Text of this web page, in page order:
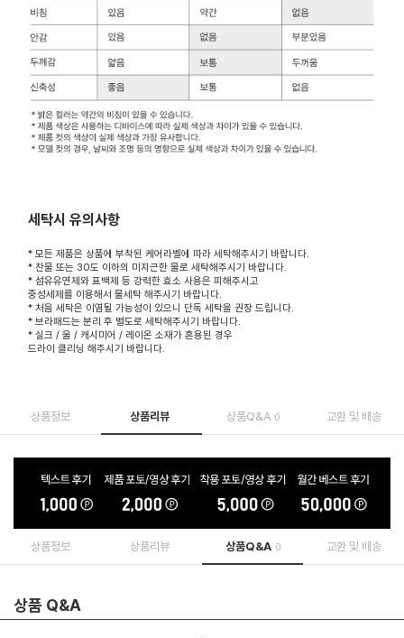
세탁시 유의사항
* 모든 제품은 상품에 부착된 케어라벨에 따라 세탁해주시기 바랍니다.
* 찬물 또는 30도 이하의 미지근한 물로 세탁해주시기 바랍니다.
* 섬유유연제와 표백제 등 강력한 효소 사용은 피해주시고
중성세제를 이용해서 물세탁 해주시기 바랍니다.
* 처음 세탁은 이염될 가능성이 있으니 단독 세탁을 권장 드립니다.
* 브라패드는 분리 후 별도로 세탁해주시기 바랍니다.
* 실크 / 울 / 캐시미어 / 레이온 소재가 혼용된 경우
드라이 클리닝 해주시기 바랍니다.
상품정보 상품리뷰 상품Q&A 0 교환 및 배송
상품정보 상품리뷰 상품Q&A 0 교환 및 배송
상품 Q&A